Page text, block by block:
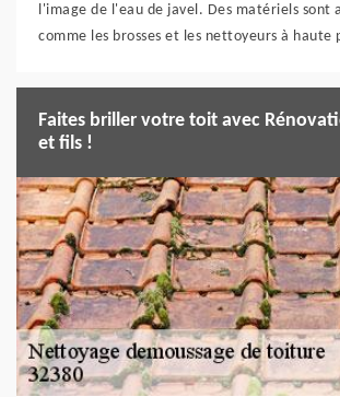
l'image de l'eau de javel. Des matériels sont
comme les brosses et les nettoyeurs à haute
Faites briller votre toit avec
et fils !